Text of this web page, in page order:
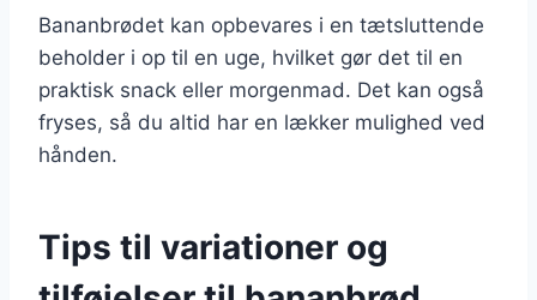
Bananbrødet kan opbevares i en tætsluttende
beholder i op til en uge, hvilket gør det til en
praktisk snack eller morgenmad. Det kan også
fryses, så du altid har en lækker mulighed ved
hånden.
Tips til variationer og